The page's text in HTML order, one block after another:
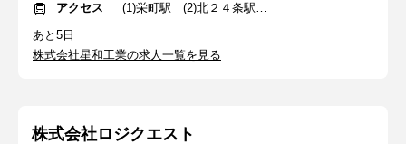
アクセス
(1)栄町駅 (2)北２４条駅 (3)さっぽろ駅
あと5日
株式会社星和工業の求人一覧を見る
株式会社ロジクエスト